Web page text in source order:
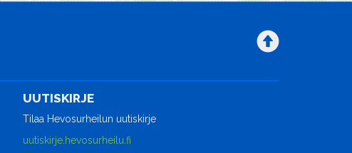
UUTISKIRJE
Tilaa Hevosurheilun uutiskirje
uutiskirje.hevosurheilu.fi